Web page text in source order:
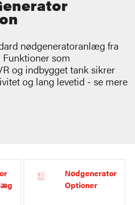
nødgeneratoranlæg fra
Funktioner som
og indbygget tank sikrer
og lang levetid - se mere
Nødgenerator
Optioner